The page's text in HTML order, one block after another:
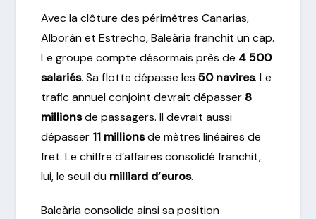
Avec la clôture des périmètres Canarias,
Alborán et Estrecho, Baleària franchit un cap.
Le groupe compte désormais près de 4 500
salariés. Sa flotte dépasse les50 navires. Le
trafic annuel conjoint devrait dépasser 8
millionsde passagers. Il devrait aussi
dépasser 11 millionsde mètres linéaires de
fret. Le chiffre d’affaires consolidé franchit,
lui, le seuil du milliard d’euros.
Baleària consolide ainsi sa position